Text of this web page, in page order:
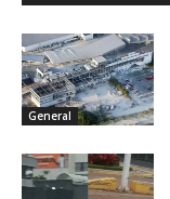
General